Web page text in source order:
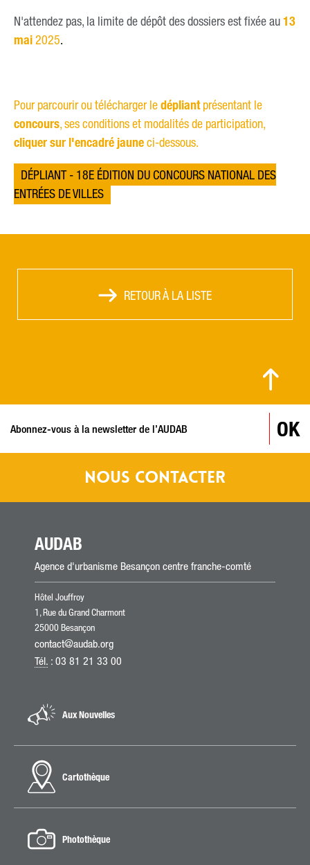
N'attendez pas, la limite de dépôt des dossiers est fixée au13
mai2025.
Pour parcourir ou télécharger ledépliantprésentant le
concours, ses conditions et modalités de participation,
cliquer sur l'encadré jauneci-dessous.
DÉPLIANT - 18E ÉDITION DU CONCOURS NATIONAL DES
ENTRÉES DE VILLES
RETOUR À LA LISTE
OK
NOUS CONTACTER
AUDAB
Agence d'urbanisme Besançon centre franche-comté
Hôtel Jouffroy
1, Rue du Grand Charmont
25000 Besançon
contact@audab.org
Tél. : 03 81 21 33 00
Aux Nouvelles
Cartothèque
Photothèque